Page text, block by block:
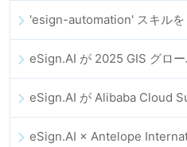
eSign.AI が 2025 GIS グロ